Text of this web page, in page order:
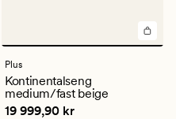
Plus
Kontinentalseng
medium/fast beige
Pris 19 999,90 kr
19 999,90 kr